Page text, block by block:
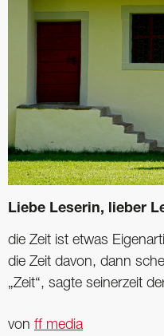
Liebe Leserin, lieber
die Zeit ist etwas
die Zeit davon, dann
„Zeit“, sagte seinerzeit
von ff media